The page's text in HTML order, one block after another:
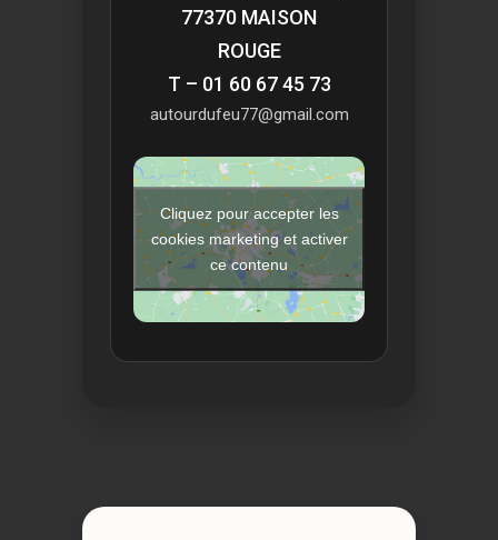
77370 MAISON
ROUGE
T – 01 60 67 45 73
autourdufeu77@gmail.com
Cliquez pour accepter les
cookies marketing et activer
ce contenu